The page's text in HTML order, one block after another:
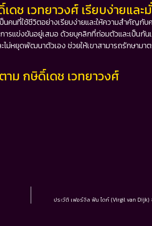
ช เวทยาวงศ์ เรียบง่ายและ
นคนที่ใช้ชีวิตอย่างเรียบง่ายและให้ความสำคัญกับ
แข่งขันอยู่เสมอ ด้วยบุคลิกที่ถ่อมตัวและเป็นกัน
ม่หยุดพัฒนาตัวเอง ช่วยให้เขาสามารถรักษามา
ม กษิดิ์เดช เวทยาวงศ์
ประวัติ เฟอร์จิล ฟัน ไดก์ (Virgil van